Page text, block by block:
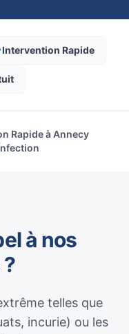
Intervention Rapide
Rapide à Annecy
à nos
telles que
incurie) ou les